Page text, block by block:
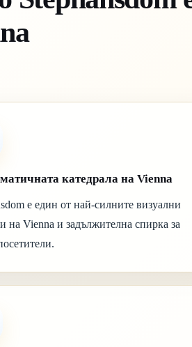
катедрала на Vienna
е един от най-силните визуални
на Vienna и задължителна спирка за